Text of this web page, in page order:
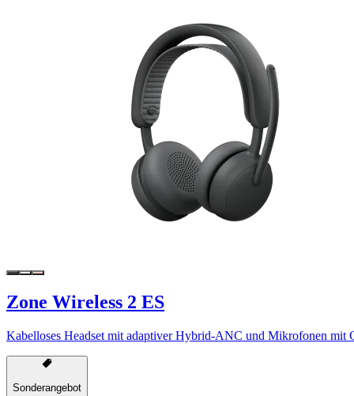
Zone Wireless 2 ES
Kabelloses Headset mit adaptiver Hybrid-ANC und Mikrofonen mit
Sonderangebot